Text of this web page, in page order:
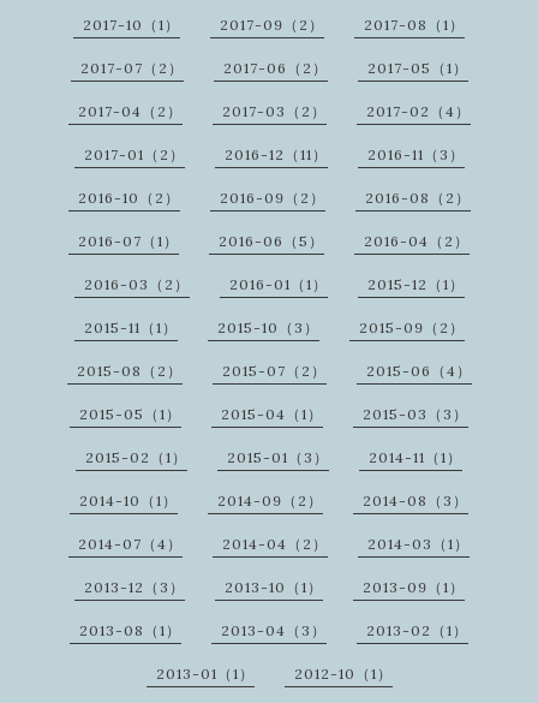
2017-10（1） 2017-09（2） 2017-08（1）
2017-07（2） 2017-06（2） 2017-05（1）
2017-04（2） 2017-03（2） 2017-02（4）
2017-01（2） 2016-12（11） 2016-11（3）
2016-10（2） 2016-09（2） 2016-08（2）
2016-07（1） 2016-06（5） 2016-04（2）
2016-03（2） 2016-01（1） 2015-12（1）
2015-11（1） 2015-10（3） 2015-09（2）
2015-08（2） 2015-07（2） 2015-06（4）
2015-05（1） 2015-04（1） 2015-03（3）
2015-02（1） 2015-01（3） 2014-11（1）
2014-10（1） 2014-09（2） 2014-08（3）
2014-07（4） 2014-04（2） 2014-03（1）
2013-12（3） 2013-10（1） 2013-09（1）
2013-08（1） 2013-04（3） 2013-02（1）
2013-01（1） 2012-10（1）